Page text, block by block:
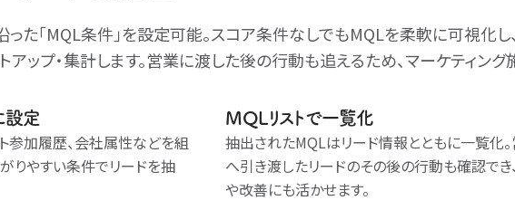
た｢MQL条件｣を設定可能。スコア条件なしでもMQLを柔軟に可視化し
アップ・集計します。営業に渡した後の行動も追えるため、マーケティン
設定
参加履歴、会社属性などを組
りやすい条件でリードを抽
MQLリストで一覧化
抽出されたMQLはリード情報とともに一覧化
へ引き渡したリードのその後の行動も確認でき
や改善にも活かせます。